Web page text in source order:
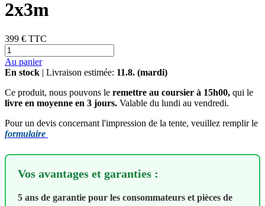
2x3m
399 € TTC
Au panier
En stock | Livraison estimée: 11.8. (mardi)
Ce produit, nous pouvons le remettre au coursier à 15h00, qui le
livre en moyenne en 3 jours. Valable du lundi au vendredi.
Pour un devis concernant l'impression de la tente, veuillez remplir le
formulaire
Vos avantages et garanties :
5 ans de garantie pour les consommateurs et pièces de